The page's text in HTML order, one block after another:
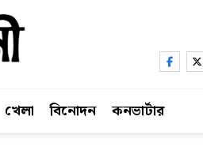
খেলা বিনোদন কনভার্টার